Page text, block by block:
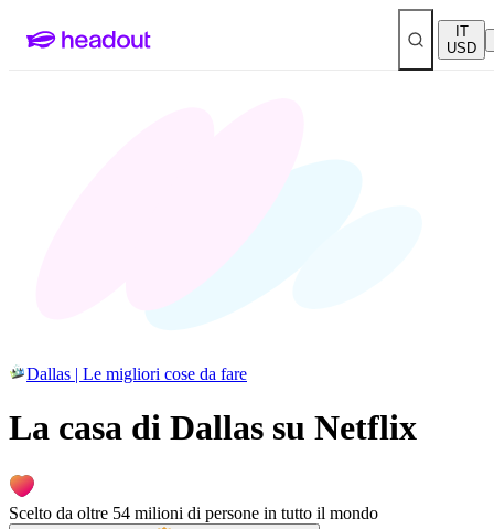
IT
USD
Dallas | Le migliori cose da fare
La casa di Dallas su Netflix
Scelto da oltre 54 milioni di persone in tutto il mondo